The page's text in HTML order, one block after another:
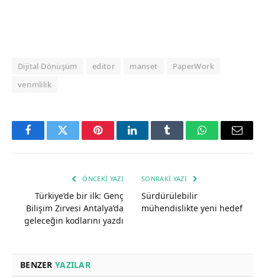
Dijital Dönüşüm editor manset
PaperWork
verimlilik
FacebookTwitter PinterestLinkedInTumblr WhatsAppEmail
ÖNCEKI YAZI
Türkiye’de bir ilk: Genç
Bilişim Zirvesi Antalya’da
geleceğin kodlarını yazdı
SONRAKI YAZI
Sürdürülebilir
mühendislikte yeni hedef
BENZER YAZILAR